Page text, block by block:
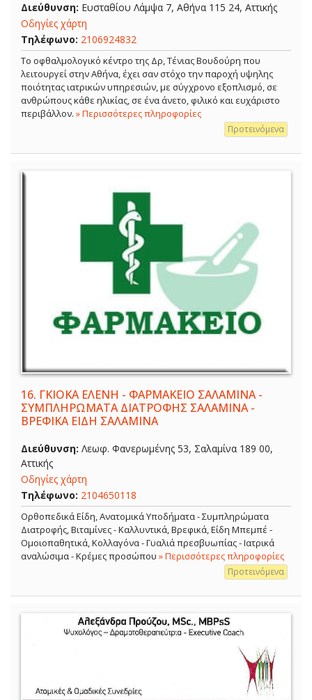
Διεύθυνση: Ευσταθίου Λάμψα 7, Αθήνα 115 24, Αττικής
Οδηγίες χάρτη
Τηλέφωνο: 2106924832
Το οφθαλμολογικό κέντρο της Δρ, Τένιας Βουδούρη που
λειτουργεί στην Αθήνα, έχει σαν στόχο την παροχή υψηλης
ποιότητας ιατρικών υπηρεσιών, με σύγχρονο εξοπλισμό, σε
ανθρώπους κάθε ηλικίας, σε ένα άνετο, φιλικό και ευχάριστο
περιβάλλον. » Περισσότερες πληροφορίες
Προτεινόμενα
16. ΓΚΙΟΚΑ ΕΛΕΝΗ - ΦΑΡΜΑΚΕΙΟ ΣΑΛΑΜΙΝΑ -
ΣΥΜΠΛΗΡΩΜΑΤΑ ΔΙΑΤΡΟΦΗΣ ΣΑΛΑΜΙΝΑ -
ΒΡΕΦΙΚΑ ΕΙΔΗ ΣΑΛΑΜΙΝΑ
Διεύθυνση: Λεωφ. Φανερωμένης 53, Σαλαμίνα 189 00,
Αττικής
Οδηγίες χάρτη
Τηλέφωνο: 2104650118
Ορθοπεδικά Είδη, Ανατομικά Υποδήματα - Συμπληρώματα
Διατροφής, Βιταμίνες - Καλλυντικά, Βρεφικά, Είδη Μπεμπέ -
Ομοιοπαθητικά, Κολλαγόνα - Γυαλιά πρεσβυωπίας - Ιατρικά
αναλώσιμα - Κρέμες προσώπου » Περισσότερες πληροφορίες
Προτεινόμενα